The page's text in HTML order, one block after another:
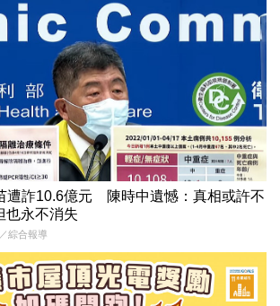
遭詐10.6億元 陳時中遺憾：真相或許不
也永不消失
綜合報導